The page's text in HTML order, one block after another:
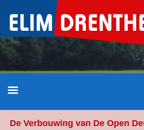
naar
inhoud
De Verbouwing van De Open